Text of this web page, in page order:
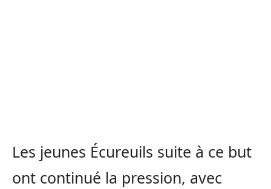
Les jeunes Écureuils suite à ce but
ont continué la pression, avec